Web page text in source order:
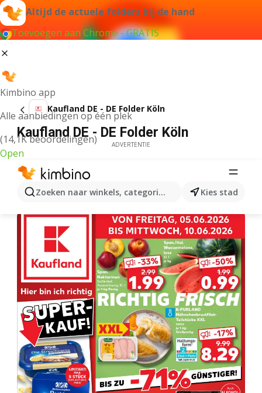
Altijd de actuele folders bij de hand
Toevoegen aan Chrome - GRATIS
Kimbino app
Alle aanbiedingen op één plek
(14,1K beoordelingen)
Open
Zoeken naar winkels, categorieën, producten...
Kies stad
Kaufland DE - DE Folder Köln
Kaufland DE - DE Folder Köln
ADVERTENTIE